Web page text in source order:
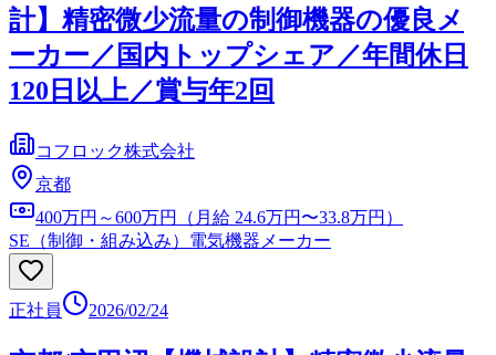
計】精密微少流量の制御機器の優良メ
ーカー／国内トップシェア／年間休日
120日以上／賞与年2回
コフロック株式会社
京都
400万円～600万円（月給 24.6万円〜33.8万円）
SE（制御・組み込み） 電気機器メーカー
正社員 2026/02/24